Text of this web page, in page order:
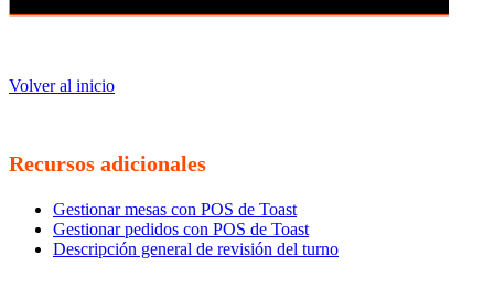
Volver al inicio
Recursos adicionales
Gestionar mesas con POS de Toast
Gestionar pedidos con POS de Toast
Descripción general de revisión del turno